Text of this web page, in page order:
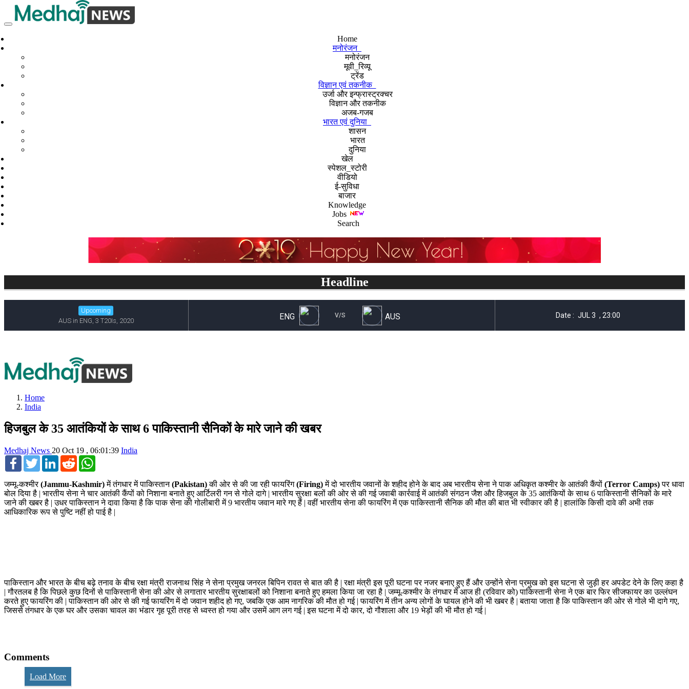
Home
मनोरंजन
मनोरंजन
मूवी_रिव्यू
ट्रेंड
विज्ञान एवं तकनीक
उर्जा और इन्फ्रास्ट्रक्चर
विज्ञान और तकनीक
अजब-गजब
भारत एवं दुनिया
शासन
भारत
दुनिया
खेल
स्पेशल_स्टोरी
वीडियो
ई-सुविधा
बाजार
Knowledge
Jobs
Search
Headline
Home
India
हिजबुल के 35 आतंकियों के साथ 6 पाकिस्तानी सैनिकों के मारे जाने की खबर
Medhaj News 20 Oct 19 , 06:01:39 India
FacebookTwitterLinkedInReddit
जम्मू-कश्मीर(Jammu-Kashmir)में तंगधार में पाकिस्तान(Pakistan)की ओर से की जा रही फायरिंग(Firing)में दो भारतीय जवानों के शहीद होने के बाद अब भारतीय सेना ने पाक अधिकृत कश्मीर के आतंकी कैंपों (Terror Camps)पर धावा
बोल दिया है | भारतीय सेना ने चार आतंकी कैंपों को निशाना बनाते हुए आर्टिलरी गन से गोले दागे | भारतीय सुरक्षा बलों की ओर से की गई जवाबी कार्रवाई में आतंकी संगठन जैश और हिजबुल के 35 आतंकियों के साथ 6 पाकिस्तानी सैनिकों के मारे
जाने की खबर है | उधर पाकिस्तान ने दावा किया है कि पाक सेना की गोलीबारी में 9 भारतीय जवान मारे गए हैं | वहीं भारतीय सेना की फायरिंग में एक पाकिस्तानी सैनिक की मौत की बात भी स्वीकार की है | हालांकि किसी दावे की अभी तक
आधिकारिक रूप से पुष्टि नहीं हो पाई है |
पाकिस्तान और भारत के बीच बढ़े तनाव के बीच रक्षा मंत्री राजनाथ सिंह ने सेना प्रमुख जनरल बिपिन रावत से बात की है | रक्षा मंत्री इस पूरी घटना पर नजर बनाए हुए हैं और उन्होंने सेना प्रमुख को इस घटना से जुड़ी हर अपडेट देने के लिए कहा है
| गौरतलब है कि पिछले कुछ दिनों से पाकिस्तानी सेना की ओर से लगातार भारतीय सुरक्षाबलों को निशाना बनाते हुए हमला किया जा रहा है | जम्मू-कश्मीर के तंगधार में आज ही (रविवार को) पाकिस्तानी सेना ने एक बार फिर सीजफायर का उल्लंघन
करते हुए फायरिंग की | पाकिस्तान की ओर से की गई फायरिंग में दो जवान शहीद हो गए, जबकि एक आम नागरिक की मौत हो गई | फायरिंग में तीन अन्य लोगों के घायल होने की भी खबर है | बताया जाता है कि पाकिस्तान की ओर से गोले भी दागे गए,
जिससे तंगधार के एक घर और उसका चावल का भंडार गृह पूरी तरह से ध्वस्त हो गया और उसमें आग लग गई | इस घटना में दो कार, दो गौशाला और 19 भेड़ों की भी मौत हो गई |
Comments
Load More